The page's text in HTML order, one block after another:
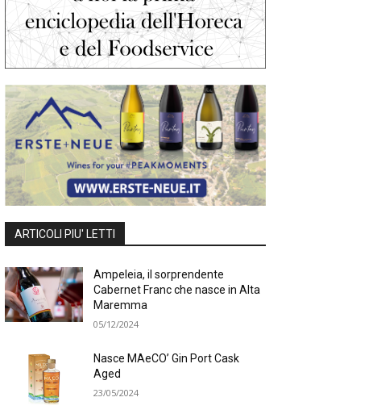
ARTICOLI PIU' LETTI
Ampeleia, il sorprendente
Cabernet Franc che nasce in Alta
Maremma
05/12/2024
Nasce MAeCO’ Gin Port Cask
Aged
23/05/2024